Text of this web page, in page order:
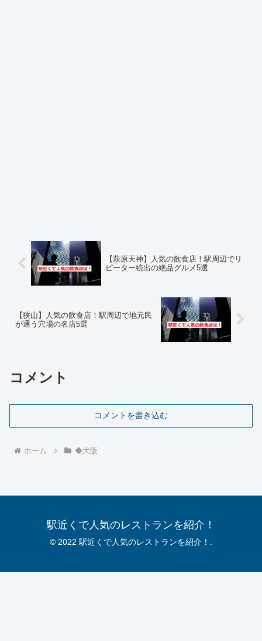
【萩原天神】人気の飲食店！駅周辺でリ
ピーター続出の絶品グルメ5選
【狭山】人気の飲食店！駅周辺で地元民
が通う穴場の名店5選
コメント
コメントを書き込む
ホーム ◆大阪
駅近くで人気のレストランを紹介！
© 2022 駅近くで人気のレストランを紹介！.